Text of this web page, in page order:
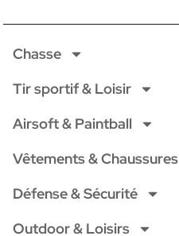
Chasse
Tir sportif & Loisir
Airsoft & Paintball
Vêtements & Chaussures
Défense & Sécurité
Outdoor & Loisirs